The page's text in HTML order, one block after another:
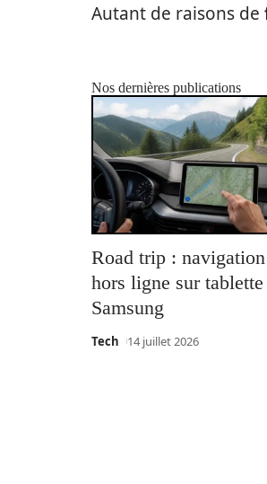
Autant de raisons de
Nos dernières publications
Road trip : navigation
hors ligne sur tablette
Samsung
Tech 14 juillet 2026